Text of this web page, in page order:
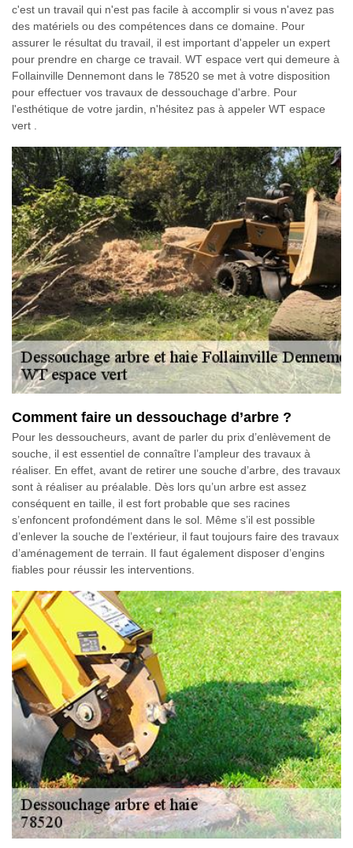
c'est un travail qui n'est pas facile à accomplir si vous n'avez pas
des matériels ou des compétences dans ce domaine. Pour
assurer le résultat du travail, il est important d'appeler un expert
pour prendre en charge ce travail. WT espace vert qui demeure à
Follainville Dennemont dans le 78520 se met à votre disposition
pour effectuer vos travaux de dessouchage d'arbre. Pour
l'esthétique de votre jardin, n'hésitez pas à appeler WT espace
vert .
Comment faire un dessouchage d’arbre ?
Pour les dessoucheurs, avant de parler du prix d’enlèvement de
souche, il est essentiel de connaître l’ampleur des travaux à
réaliser. En effet, avant de retirer une souche d’arbre, des travaux
sont à réaliser au préalable. Dès lors qu’un arbre est assez
conséquent en taille, il est fort probable que ses racines
s’enfoncent profondément dans le sol. Même s’il est possible
d’enlever la souche de l’extérieur, il faut toujours faire des travaux
d’aménagement de terrain. Il faut également disposer d’engins
fiables pour réussir les interventions.